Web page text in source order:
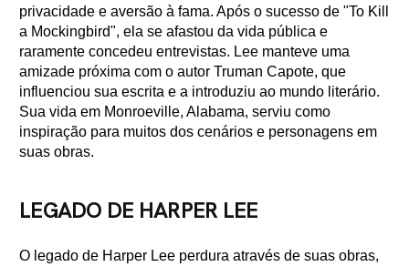
privacidade e aversão à fama. Após o sucesso de "To Kill
a Mockingbird", ela se afastou da vida pública e
raramente concedeu entrevistas. Lee manteve uma
amizade próxima com o autor Truman Capote, que
influenciou sua escrita e a introduziu ao mundo literário.
Sua vida em Monroeville, Alabama, serviu como
inspiração para muitos dos cenários e personagens em
suas obras.
LEGADO DE HARPER LEE
O legado de Harper Lee perdura através de suas obras,